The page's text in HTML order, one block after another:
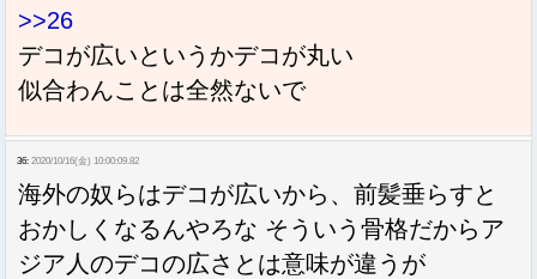
>>26
デコが広いというかデコが丸い
似合わんことは全然ないで
36: 2020/10/16(金) 10:00:09.82
海外の奴らはデコが広いから、前髪垂らすと
おかしくなるんやろな そういう骨格だからア
ジア人のデコの広さとは意味が違うが